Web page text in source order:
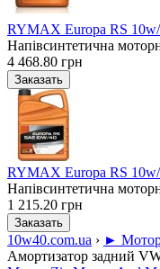
RYMAX Europa RS
Напівсинтетична
4 468.80 грн
RYMAX Europa RS
Напівсинтетична
1 215.20 грн
10w40.com.ua › ►
Амортизатор задний